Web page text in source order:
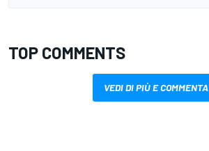
TOP COMMENTS
VEDI DI PIÙ E COMMENTA